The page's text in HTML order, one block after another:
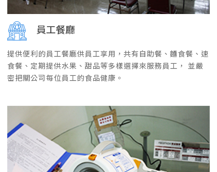
員工餐廳
提供便利的員工餐廳供員工享用，共有自助餐、麵食餐、速
食餐、定期提供水果、甜品等多樣選擇來服務員工， 並嚴
密把關公司每位員工的食品健康。